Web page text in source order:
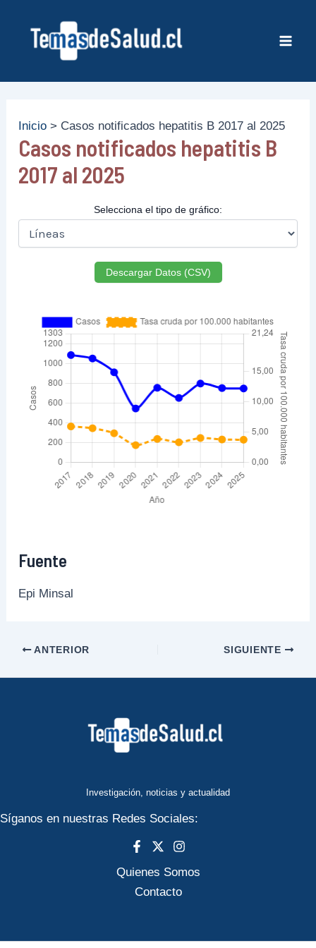
contenido
Inicio Casos notificados hepatitis B 2017 al 2025
Casos notificados hepatitis B
2017 al 2025
Selecciona el tipo de gráfico:
Descargar Datos (CSV)
Fuente
Epi Minsal
ANTERIOR SIGUIENTE
Investigación, noticias y actualidad
Síganos en nuestras Redes Sociales:
Quienes Somos
Contacto